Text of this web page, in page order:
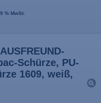
% MwSt.
Schürze, PU-
1609, weiß,